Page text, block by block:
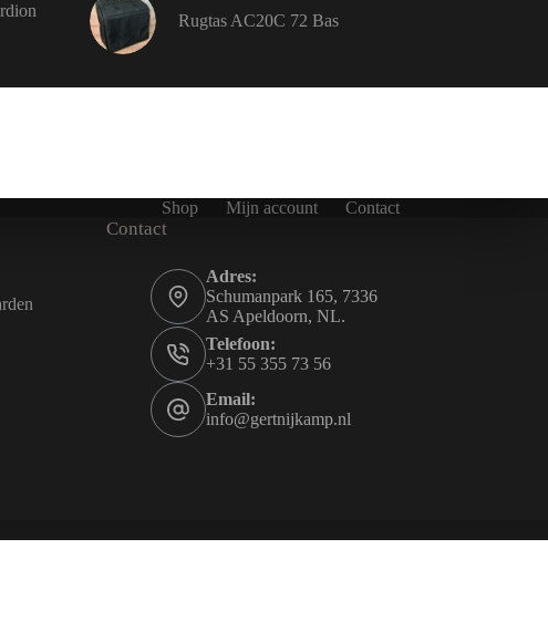
Rugtas AC20C 72 Bas
Shop Mijn account
Contact
Contact
Adres:
Schumanpark 165, 7336
AS Apeldoorn, NL.
Telefoon:
+31 55 355 73 56
Email:
info@gertnijkamp.nl